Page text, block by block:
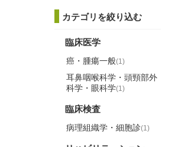
カテゴリを絞り込む
臨床医学
癌・腫瘍一般(1)
耳鼻咽喉科学・頭頸部外
科学・眼科学(1)
臨床検査
病理組織学・細胞診(1)